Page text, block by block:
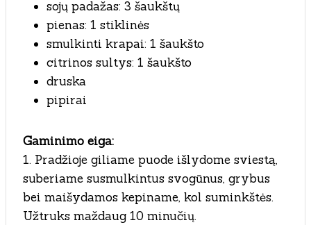
sojų padažas: 3 šaukštų
pienas: 1 stiklinės
smulkinti krapai: 1 šaukšto
citrinos sultys: 1 šaukšto
druska
pipirai
Gaminimo eiga:
1. Pradžioje giliame puode išlydome sviestą,
suberiame susmulkintus svogūnus, grybus
bei maišydamos kepiname, kol suminkštės.
Užtruks maždaug 10 minučių.